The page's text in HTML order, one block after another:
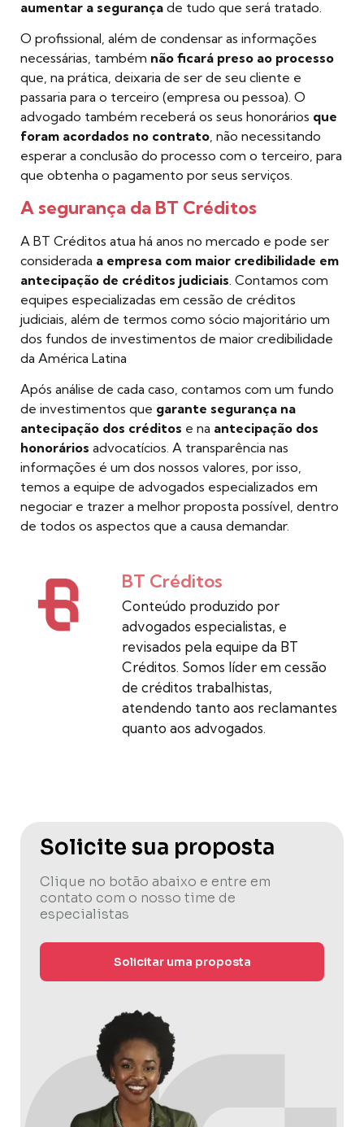
aumentar a segurança de tudo que será tratado.
O profissional, além de condensar as informações
necessárias, também não ficará preso ao processo
que, na prática, deixaria de ser de seu cliente e
passaria para o terceiro (empresa ou pessoa). O
advogado também receberá os seus honorários que
foram acordados no contrato, não necessitando
esperar a conclusão do processo com o terceiro, para
que obtenha o pagamento por seus serviços.
A segurança da BT Créditos
A BT Créditos atua há anos no mercado e pode ser
considerada a empresa com maior credibilidade em
antecipação de créditos judiciais . Contamos com
equipes especializadas em cessão de créditos
judiciais, além de termos como sócio majoritário um
dos fundos de investimentos de maior credibilidade
da América Latina
Após análise de cada caso, contamos com um fundo
de investimentos que garante segurança na
antecipação dos créditos e na antecipação dos
honorários advocatícios. A transparência nas
informações é um dos nossos valores, por isso,
temos a equipe de advogados especializados em
negociar e trazer a melhor proposta possível, dentro
de todos os aspectos que a causa demandar.
BT Créditos
Conteúdo produzido por
advogados especialistas, e
revisados pela equipe da BT
Créditos. Somos líder em cessão
de créditos trabalhistas,
atendendo tanto aos reclamantes
quanto aos advogados.
Solicite sua proposta
Clique no botão abaixo e entre em
contato com o nosso time de
especialistas
Solicitar uma proposta